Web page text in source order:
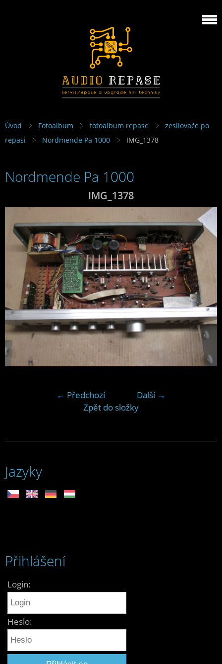
Úvod Fotoalbum fotoalbum repase
zesilovače po
repasi
Nordmende Pa 1000 IMG_1378
Nordmende Pa 1000
IMG_1378
← Předchozí
Další →
Zpět do složky
Jazyky
Přihlášení
Login:
Heslo: